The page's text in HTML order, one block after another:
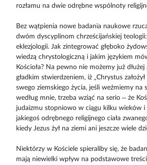
rozłamu na dwie odrębne wspólnoty
Bez wątpienia nowe badania naukowe
dwóm dyscyplinom chrześcijańskiej
eklezjologii. Jak zintegrować głęboko
wiedzą chrystologiczną i jakim językiem
Kościoła? Na pewno nie możemy już
gładkim stwierdzeniem, iż „Chrystus założył
swego ziemskiego życia, jeśli weźmiemy na
według mnie, trzeba wziąć na serio – że
judaizmu stopniowo w ciągu kilku wieków i
jakiegoś odrębnego religijnego ciała
kiedy Jezus żył na ziemi ani jeszcze wiele
Niektórzy w Kościele spieraliby się, że
mają niewielki wpływ na podstawowe